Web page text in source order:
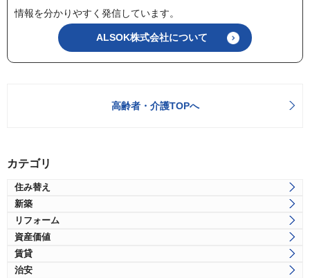
情報を分かりやすく発信しています。
ALSOK株式会社について
高齢者・介護TOPへ
カテゴリ
住み替え
新築
リフォーム
資産価値
賃貸
治安